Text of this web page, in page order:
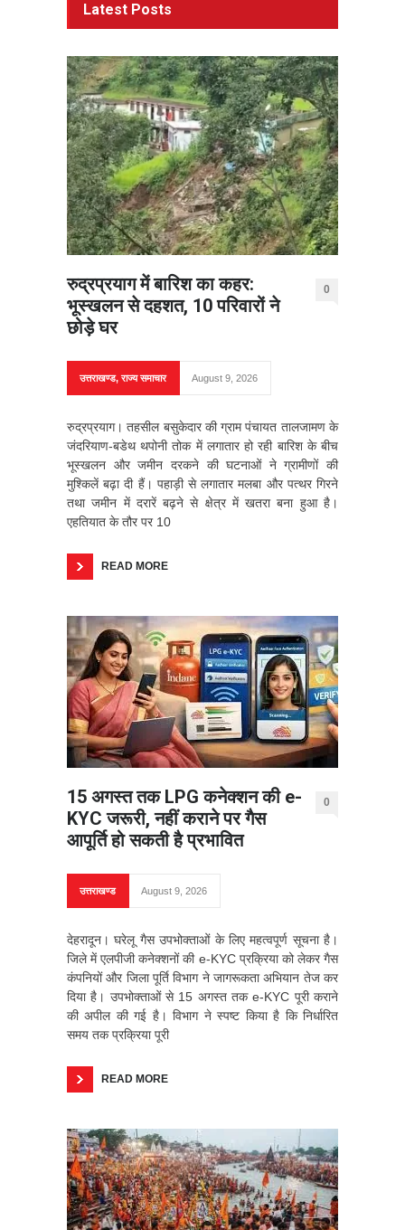
Latest Posts
रुद्रप्रयाग में बारिश का कहर:
भूस्खलन से दहशत, 10 परिवारों ने
छोड़े घर
0
उत्तराखण्ड,राज्य समाचार August 9, 2026
रुद्रप्रयाग। तहसील बसुकेदार की ग्राम पंचायत तालजामण के
जंदरियाण-बडेथ थपोनी तोक में लगातार हो रही बारिश के बीच
भूस्खलन और जमीन दरकने की घटनाओं ने ग्रामीणों की
मुश्किलें बढ़ा दी हैं। पहाड़ी से लगातार मलबा और पत्थर गिरने
तथा जमीन में दरारें बढ़ने से क्षेत्र में खतरा बना हुआ है।
एहतियात के तौर पर 10
READ MORE
15 अगस्त तक LPG कनेक्शन की e-
KYC जरूरी, नहीं कराने पर गैस
आपूर्ति हो सकती है प्रभावित
0
उत्तराखण्ड August 9, 2026
देहरादून। घरेलू गैस उपभोक्ताओं के लिए महत्वपूर्ण सूचना है।
जिले में एलपीजी कनेक्शनों की e-KYC प्रक्रिया को लेकर गैस
कंपनियों और जिला पूर्ति विभाग ने जागरूकता अभियान तेज कर
दिया है। उपभोक्ताओं से 15 अगस्त तक e-KYC पूरी कराने
की अपील की गई है। विभाग ने स्पष्ट किया है कि निर्धारित
समय तक प्रक्रिया पूरी
READ MORE